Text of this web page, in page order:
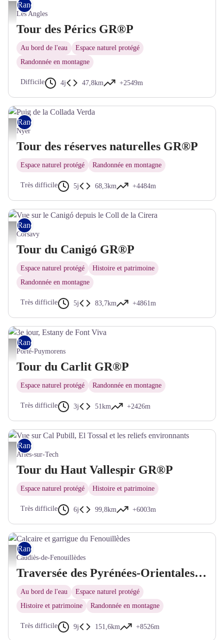
La dent d'Orlu depuis le Coll de Terrers - © Josselin Garau-Figuères - CD66
Rando itinérante
Les Angles
Tour des Pérics GR®P
Au bord de l'eau
Espace naturel protégé
Randonnée en montagne
Difficile 4j 47,8km +2549m
Puig de la Collada Verda - © Bernard Frankel - CD66
Rando itinérante
Nyer
Tour des réserves naturelles GR®P
Espace naturel protégé Randonnée en montagne
Très difficile 5j 68,3km +4484m
Vue sur le Canigó depuis le Coll de la Cirera - © Bernard Frankel - CD66
Rando itinérante
Corsavy
Tour du Canigó GR®P
Espace naturel protégé
Histoire et patrimoine
Randonnée en montagne
Très difficile 5j 83,7km +4861m
3e jour, Estany de Font Viva - © Bernard Frankel - CD66
Rando itinérante
Porté-Puymorens
Tour du Carlit GR®P
Espace naturel protégé Randonnée en montagne
Très difficile 3j 51km +2426m
Vue sur Cal Pubill, El Tossal et les reliefs environnants - © Bernard Frankel - CD66
Rando itinérante
Arles-sur-Tech
Tour du Haut Vallespir GR®P
Espace naturel protégé Histoire et patrimoine
Très difficile 6j 99,8km +6003m
Calcaire et garrigue du Fenouillèdes - © Jean-Denis Achard
Rando itinérante
Caudiès-de-Fenouillèdes
Traversée des Pyrénées-Orientales : de Caudiès-de-Fenouillèdes à Bourg-Madame GR®36
Au bord de l'eau
Espace naturel protégé
Histoire et patrimoine
Randonnée en montagne
Très difficile 9j 151,6km +8526m